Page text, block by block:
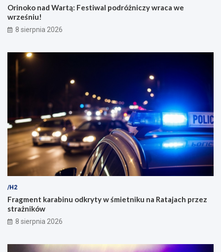
Orinoko nad Wartą: Festiwal podróżniczy wraca we
wrześniu!
8 sierpnia 2026
/H2
Fragment karabinu odkryty w śmietniku na Ratajach przez
strażników
8 sierpnia 2026